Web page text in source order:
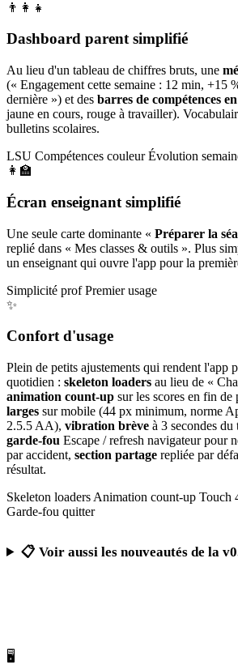
👨‍👩‍👧
Dashboard parent simplifié
Au lieu d'un tableau de chiffres bruts, une
(« Engagement cette semaine : 12 min, +15
dernière ») et des barres de compétences
jaune en cours, rouge à travailler).
bulletins scolaires.
LSU Compétences couleur Évolution
👩‍🏫
Écran enseignant simplifié
Une seule carte dominante « Préparer la
replié dans « Mes classes & outils ». Plus
un enseignant qui ouvre l'app pour la
Simplicité prof Premier usage
✨
Confort d'usage
Plein de petits ajustements qui rendent l'app
quotidien : skeleton loaders au lieu de «
animation count-up sur les scores en fin de
larges sur mobile (44 px minimum, norme
2.5.5 AA), vibration brève à 3 secondes
garde-fou Escape / refresh navigateur pour
par accident, section partage repliée par
résultat.
Skeleton loaders Animation count-up Touch
Garde-fou quitter
📋 Voir aussi les nouveautés de la
🖥️